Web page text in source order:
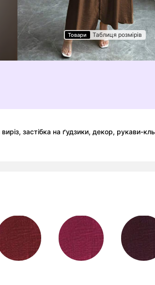
Товари Таблиця розмірів
застібка на ґудзики, декор, рукави-